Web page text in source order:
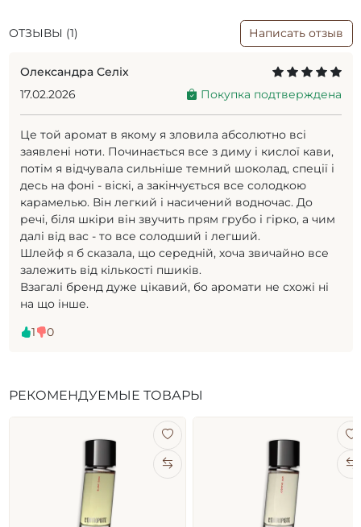
Олександра Селіх
17.02.2026
Покупка подтверждена
Це той аромат в якому я зловила абсолютно всі
заявлені ноти. Починається все з диму і кислої кави,
потім я відчувала сильніше темний шоколад, спеції і
десь на фоні - віскі, а закінчується все солодкою
карамелью. Він легкий і насичений водночас. До
речі, біля шкіри він звучить прям грубо і гірко, а чим
далі від вас - то все солодший і легший.
Шлейф я б сказала, що середній, хоча звичайно все
залежить від кількості пшиків.
Взагалі бренд дуже цікавий, бо аромати не схожі ні
на що інше.
1
0
ОТЗЫВЫ (1) Написать отзыв
РЕКОМЕНДУЕМЫЕ ТОВАРЫ